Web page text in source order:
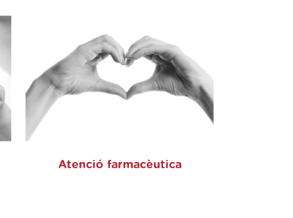
Atenció farmacèutica